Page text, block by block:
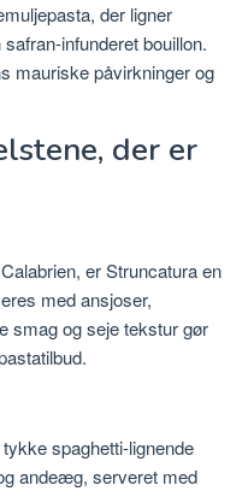
der ligner
infunderet bouillon.
mauriske påvirkninger og
der er
er Struncatura en
med ansjoser,
smag og seje tekstur gør
spaghetti-lignende
andeæg, serveret med